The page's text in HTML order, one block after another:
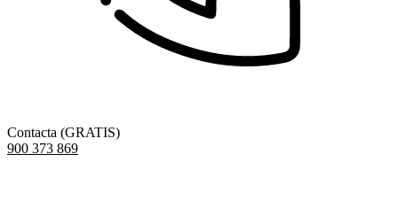
Contacta (GRATIS)
900 373 869